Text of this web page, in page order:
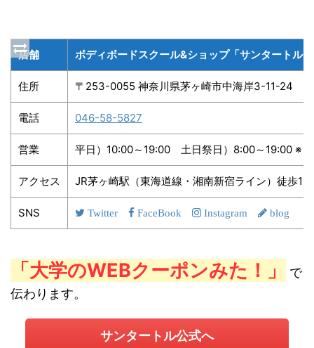
店舗 ボディボードスクール&ショップ「サンタートル」
住所 〒253-0055 神奈川県茅ヶ崎市中海岸3-11-24
電話 046-58-5827
営業 平日）10:00～19:00 土日祭日）8:00～19:00 ※
アクセス JR茅ヶ崎駅（東海道線・湘南新宿ライン）徒歩
SNS Twitter FaceBook Instagram blog
「大学のWEBクーポンみた！」
で
伝わります。
サンタートル公式へ